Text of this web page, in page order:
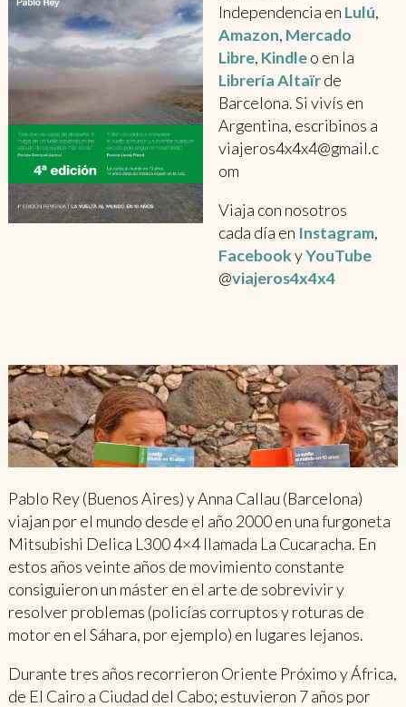
Independencia en Lulú,
Amazon, Mercado
Libre, Kindleo en la
Librería Altaïrde
Barcelona. Si vivís en
Argentina, escribinos a
viajeros4x4x4@gmail.c
om
Viaja con nosotros
cada día en Instagram,
FacebookyYouTube
@viajeros4x4x4
Pablo Rey (Buenos Aires) y Anna Callau (Barcelona)
viajan por el mundo desde el año 2000 en una furgoneta
Mitsubishi Delica L300 4×4 llamada La Cucaracha. En
estos años veinte años de movimiento constante
consiguieron un máster en el arte de sobrevivir y
resolver problemas (policías corruptos y roturas de
motor en el Sáhara, por ejemplo) en lugares lejanos.
Durante tres años recorrieron Oriente Próximo y África,
de El Cairo a Ciudad del Cabo; estuvieron 7 años por